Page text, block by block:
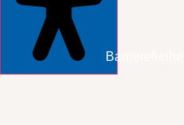
Barrierefreiheit